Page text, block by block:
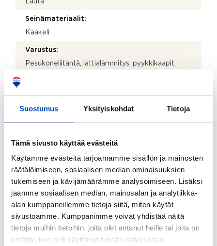
Suostumus Yksityiskohdat Tietoja
Tämä sivusto käyttää evästeitä
Käytämme evästeitä tarjoamamme sisällön ja mainosten
räätälöimiseen, sosiaalisen median ominaisuuksien
tukemiseen ja kävijämäärämme analysoimiseen. Lisäksi
jaamme sosiaalisen median, mainosalan ja analytiikka-
alan kumppaneillemme tietoja siitä, miten käytät
sivustoamme. Kumppanimme voivat yhdistää näitä
tietoja muihin tietoihin, joita olet antanut heille tai joita on
kerätty, kun olet käyttänyt heidän palvelujaan.
Lauta
Seinämateriaalit:
Kaakeli
Varustus:
Pesukoneliitäntä, lattialämmitys, pyykkikaapit,
Seinämateriaalit:
3
Lattiamateriaalit:
Laminaatti
Seinämateriaalit:
Paneeli